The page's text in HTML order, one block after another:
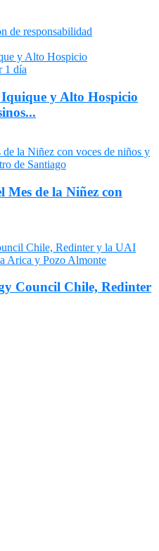
de responsabilidad
Iquique y Alto Hospicio
de la Niñez con
Council Chile, Redinter